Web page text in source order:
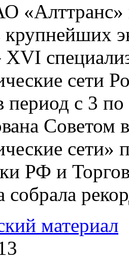
«Алттранс»
ХVI
сети
с 3 по
Советом
сети»
РФ и
собрала
материал